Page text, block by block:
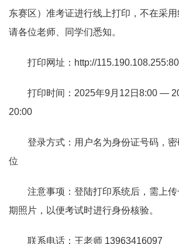
东赛区）准考证进行线上打印，不在采用
请各位老师、同学们悉知。
打印网址： http://
打印时间：2025年9月12日8:00 —
20:00
登录方式：用户名为身份证号码，
位
注意事项：登陆打印系统后，需上
期照片，以便考试时进行身份核验。
联系电话：王老师 13963416097